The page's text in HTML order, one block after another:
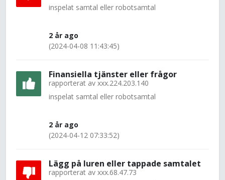
inspelat samtal eller robotsamtal
2 år ago
(2024-04-08 11:43:45)
Finansiella tjänster eller frågor
rapporterat av xxx.224.203.140
inspelat samtal eller robotsamtal
2 år ago
(2024-04-12 07:33:52)
Lägg på luren eller tappade samtalet
rapporterat av xxx.68.47.73